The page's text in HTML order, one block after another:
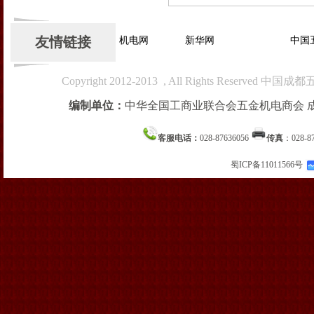
友情链接万贯五金机电网 新华网 中国
Copyright 2012-2013 , All Rights Reserved 中国成
编制单位： 中华全国工商业联合会五金机电商会
客服电话： 028-87636056 传真 ：028-
蜀ICP备11011566号